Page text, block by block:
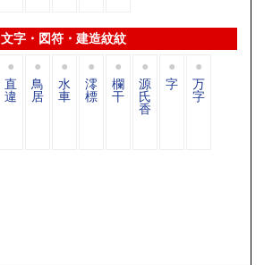
文字・図符・建造紋紋
直
違
鳥
居
水
車
澪
標
欄
干
源
氏
香
字 万
字